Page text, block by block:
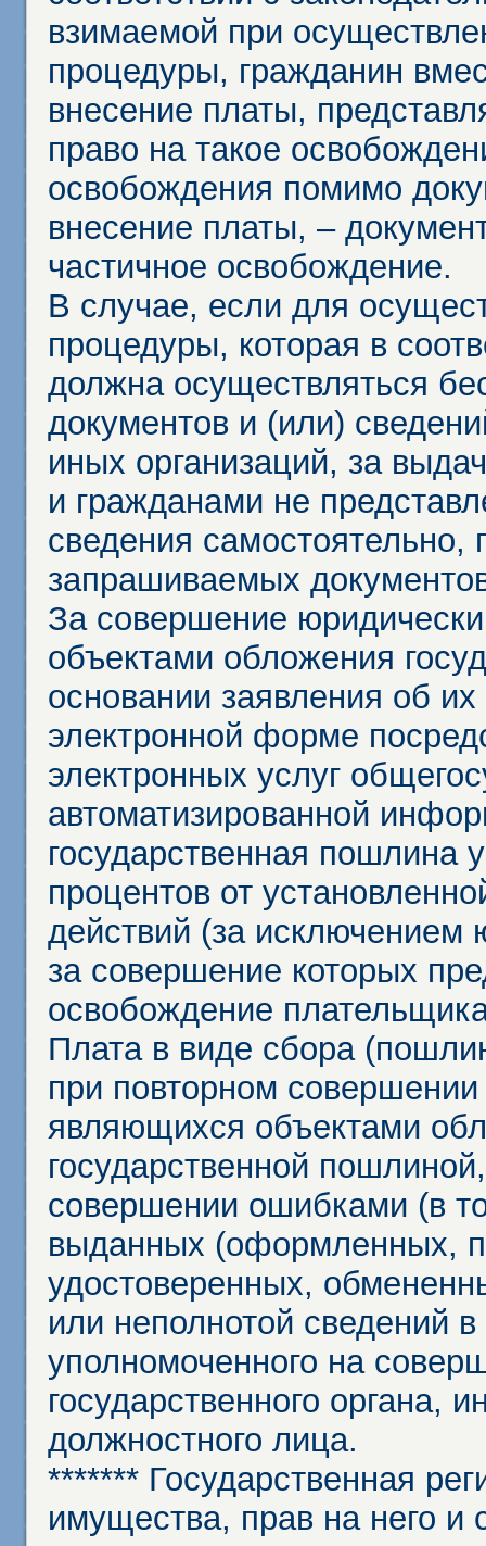
взимаемой при
процедуры, гражданин
внесение платы,
право на такое
освобождения помимо
внесение платы, –
частичное освобождение.
В случае, если для
процедуры, которая в
должна осуществляться
документов и (или)
иных организаций, за
и гражданами не
сведения
запрашиваемых
За совершение
объектами обложения
основании заявления об
электронной форме
электронных услуг
автоматизированной
государственная пошлина
процентов от
действий (за исключением
за совершение которых
освобождение
Плата в виде сбора
при повторном
являющихся объектами
государственной
совершении ошибками (в
выданных (оформленных,
удостоверенных,
или неполнотой сведений
уполномоченного на
государственного органа,
должностного лица.
******* Государственная
имущества, прав на него и